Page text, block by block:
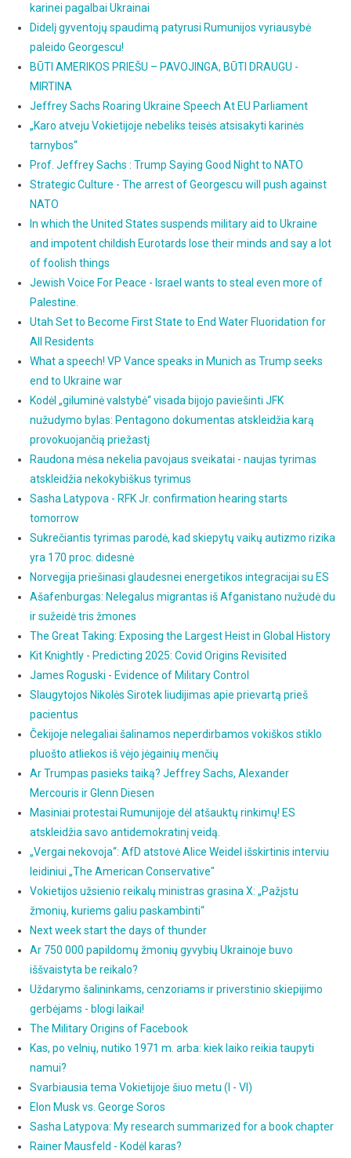
karinei pagalbai Ukrainai
Didelį gyventojų spaudimą patyrusi Rumunijos vyriausybė
paleido Georgescu!
BŪTI AMERIKOS PRIEŠU – PAVOJINGA, BŪTI DRAUGU -
MIRTINA
Jeffrey Sachs Roaring Ukraine Speech At EU Parliament
„Karo atveju Vokietijoje nebeliks teisės atsisakyti karinės
tarnybos“
Prof. Jeffrey Sachs : Trump Saying Good Night to NATO
Strategic Culture - The arrest of Georgescu will push against
NATO
In which the United States suspends military aid to Ukraine
and impotent childish Eurotards lose their minds and say a lot
of foolish things
Jewish Voice For Peace - Israel wants to steal even more of
Palestine.
Utah Set to Become First State to End Water Fluoridation for
All Residents
What a speech! VP Vance speaks in Munich as Trump seeks
end to Ukraine war
Kodėl „giluminė valstybė“ visada bijojo paviešinti JFK
nužudymo bylas: Pentagono dokumentas atskleidžia karą
provokuojančią priežastį
Raudona mėsa nekelia pavojaus sveikatai - naujas tyrimas
atskleidžia nekokybiškus tyrimus
Sasha Latypova - RFK Jr. confirmation hearing starts
tomorrow
Sukrečiantis tyrimas parodė, kad skiepytų vaikų autizmo rizika
yra 170 proc. didesnė
Norvegija priešinasi glaudesnei energetikos integracijai su ES
Ašafenburgas: Nelegalus migrantas iš Afganistano nužudė du
ir sužeidė tris žmones
The Great Taking: Exposing the Largest Heist in Global History
Kit Knightly - Predicting 2025: Covid Origins Revisited
James Roguski - Evidence of Military Control
Slaugytojos Nikolės Sirotek liudijimas apie prievartą prieš
pacientus
Čekijoje nelegaliai šalinamos neperdirbamos vokiškos stiklo
pluošto atliekos iš vėjo jėgainių menčių
Ar Trumpas pasieks taiką? Jeffrey Sachs, Alexander
Mercouris ir Glenn Diesen
Masiniai protestai Rumunijoje dėl atšauktų rinkimų! ES
atskleidžia savo antidemokratinį veidą.
„Vergai nekovoja“: AfD atstovė Alice Weidel išskirtinis interviu
leidiniui „The American Conservative"
Vokietijos užsienio reikalų ministras grasina X: „Pažįstu
žmonių, kuriems galiu paskambinti“
Next week start the days of thunder
Ar 750 000 papildomų žmonių gyvybių Ukrainoje buvo
iššvaistyta be reikalo?
Uždarymo šalininkams, cenzoriams ir priverstinio skiepijimo
gerbėjams - blogi laikai!
The Military Origins of Facebook
Kas, po velnių, nutiko 1971 m. arba: kiek laiko reikia taupyti
namui?
Svarbiausia tema Vokietijoje šiuo metu (I - VI)
Elon Musk vs. George Soros
Sasha Latypova: My research summarized for a book chapter
Rainer Mausfeld - Kodėl karas?